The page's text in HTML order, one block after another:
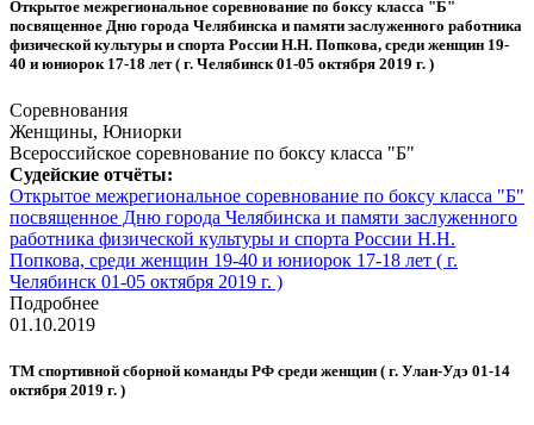
Открытое межрегиональное соревнование по боксу класса "Б"
посвященное Дню города Челябинска и памяти заслуженного работника
физической культуры и спорта России Н.Н. Попкова, среди женщин 19-
40 и юниорок 17-18 лет ( г. Челябинск 01-05 октября 2019 г. )
Соревнования
Женщины, Юниорки
Всероссийское соревнование по боксу класса "Б"
Судейские отчёты:
Открытое межрегиональное соревнование по боксу класса "Б"
посвященное Дню города Челябинска и памяти заслуженного
работника физической культуры и спорта России Н.Н.
Попкова, среди женщин 19-40 и юниорок 17-18 лет ( г.
Челябинск 01-05 октября 2019 г. )
Подробнее
01.10.2019
ТМ спортивной сборной команды РФ среди женщин ( г. Улан-Удэ 01-14
октября 2019 г. )